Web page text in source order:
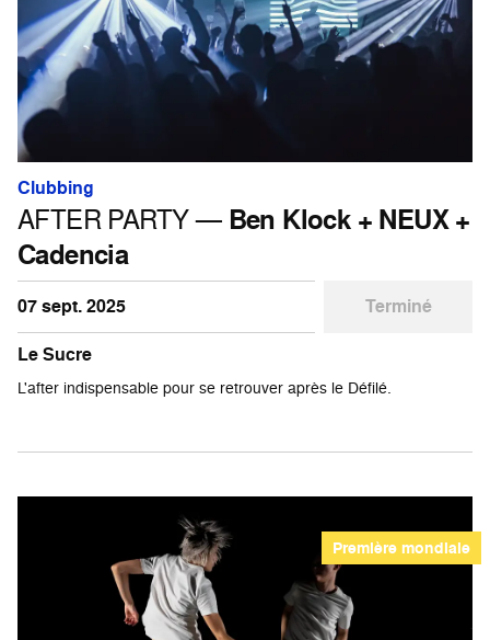
Clubbing
AFTER PARTY — Ben Klock + NEUX +
Cadencia
07 sept. 2025
Terminé
Le Sucre
L'after indispensable pour se retrouver après le Défilé.
Première mondiale